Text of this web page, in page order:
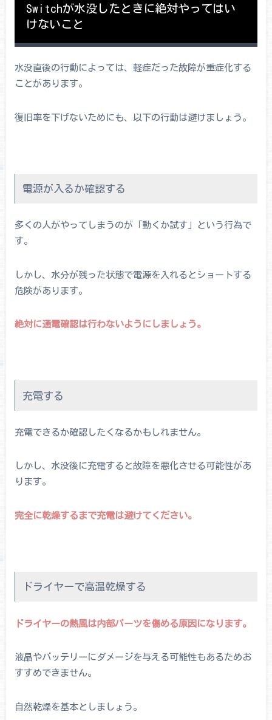
Switchが水没したときに絶対やってはい
けないこと
水没直後の行動によっては、軽症だった故障が重症化する
ことがあります。
復旧率を下げないためにも、以下の行動は避けましょう。
電源が入るか確認する
多くの人がやってしまうのが「動くか試す」という行為で
す。
しかし、水分が残った状態で電源を入れるとショートする
危険があります。
絶対に通電確認は行わないようにしましょう。
充電する
充電できるか確認したくなるかもしれません。
しかし、水没後に充電すると故障を悪化させる可能性があ
ります。
完全に乾燥するまで充電は避けてください。
ドライヤーで高温乾燥する
ドライヤーの熱風は内部パーツを傷める原因になります。
液晶やバッテリーにダメージを与える可能性もあるためお
すすめできません。
自然乾燥を基本としましょう。